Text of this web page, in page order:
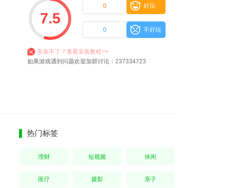
7.5
好玩
0
不好玩
0
安装不了？查看安装教程>>
如果游戏遇到问题欢迎加群讨论：237334723
热门标签
理财 短视频 休闲
医疗 摄影 亲子